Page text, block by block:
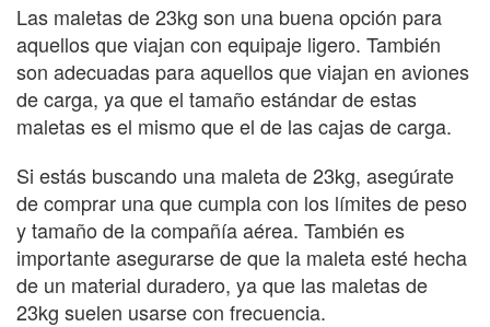
Las maletas de 23kg son una buena opción para
aquellos que viajan con equipaje ligero. También
son adecuadas para aquellos que viajan en aviones
de carga, ya que el tamaño estándar de estas
maletas es el mismo que el de las cajas de carga.
Si estás buscando una maleta de 23kg, asegúrate
de comprar una que cumpla con los límites de peso
y tamaño de la compañía aérea. También es
importante asegurarse de que la maleta esté hecha
de un material duradero, ya que las maletas de
23kg suelen usarse con frecuencia.